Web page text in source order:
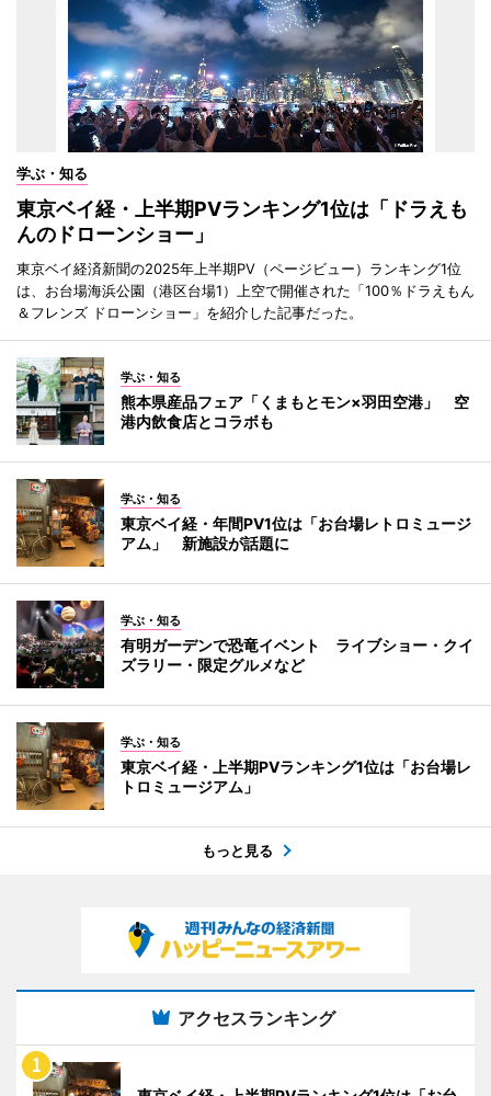
学ぶ・知る
東京ベイ経・上半期PVランキング1位は「ドラえも
んのドローンショー」
東京ベイ経済新聞の2025年上半期PV（ページビュー）ランキング1位
は、お台場海浜公園（港区台場1）上空で開催された「100％ドラえもん
＆フレンズ ドローンショー」を紹介した記事だった。
学ぶ・知る
熊本県産品フェア「くまもとモン×羽田空港」 空
港内飲食店とコラボも
学ぶ・知る
東京ベイ経・年間PV1位は「お台場レトロミュージ
アム」 新施設が話題に
学ぶ・知る
有明ガーデンで恐竜イベント ライブショー・クイ
ズラリー・限定グルメなど
学ぶ・知る
東京ベイ経・上半期PVランキング1位は「お台場レ
トロミュージアム」
もっと見る
アクセスランキング